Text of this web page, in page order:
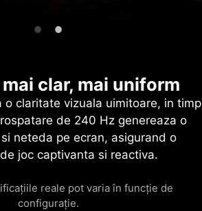
clar, mai uniform
o claritate vizuala uimitoare, in timp
de 240 Hz genereaza o
neteda pe ecran, asigurand o
joc captivanta si reactiva.
reale pot varia în funcție de
configurație.